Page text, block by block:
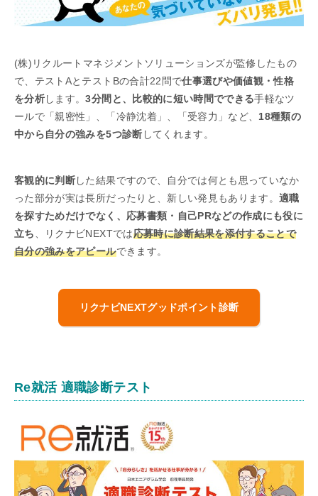
(株)リクルートマネジメントソリューションズが監修したもの
で、テストAとテストBの合計22問で仕事選びや価値観・性格
を分析します。3分間と、比較的に短い時間でできる手軽なツ
ールで「親密性」、「冷静沈着」、「受容力」など、 18種類の
中から自分の強みを5つ診断 してくれます。
客観的に判断した結果ですので、自分では何とも思っていなか
った部分が実は長所だったりと、新しい発見もあります。適職
を探すためだけでなく、応募書類・自己PRなどの作成にも役に
立ち
、リクナビNEXTでは応募時に診断結果を添付することで
自分の強みをアピールできます。
リクナビNEXTグッドポイント診断
Re就活 適職診断テスト